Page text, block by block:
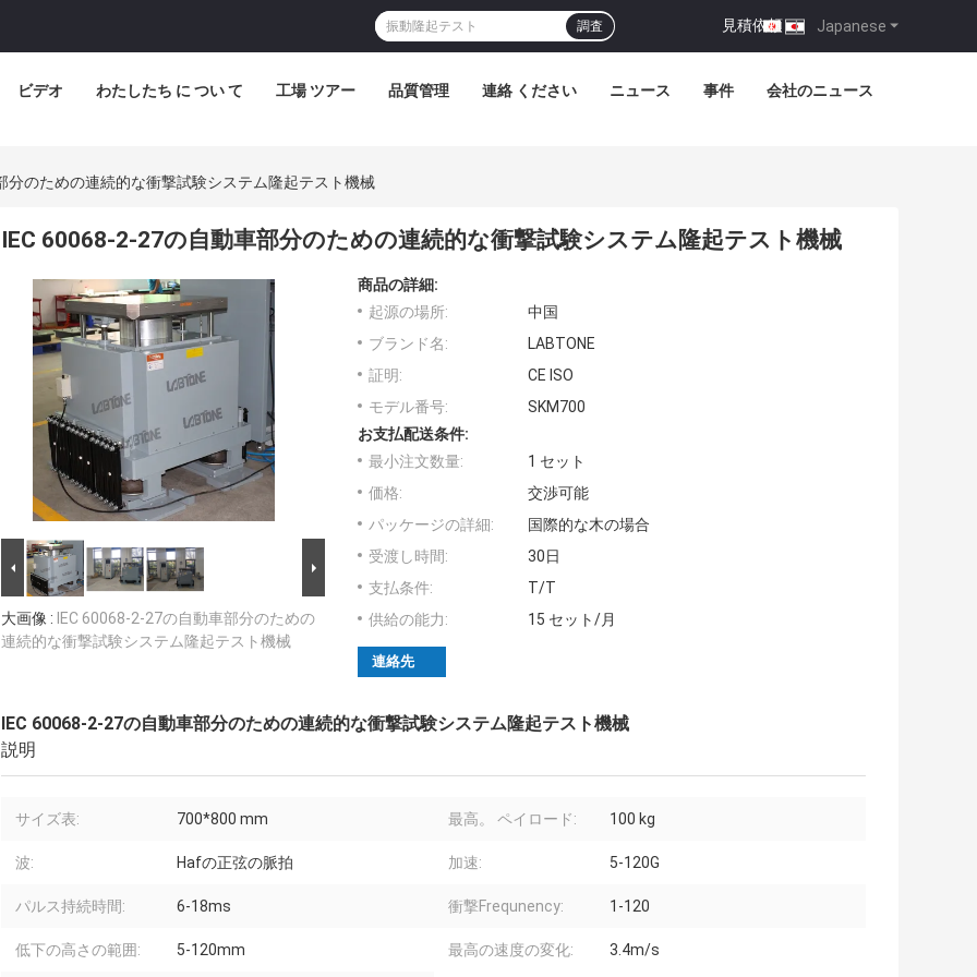
Japanese
見積依頼 |
調査
ビデオ わたしたち に つい て 工場 ツアー 品質管理 連絡 ください ニュース 事件 会社のニュース
分のための連続的な衝撃試験システム隆起テスト機械
IEC 60068-2-27の自動車部分のための連続的な衝撃試験システム隆起テスト機械
大画像 : IEC 60068-2-27の自動車部分のための
連続的な衝撃試験システム隆起テスト機械
商品の詳細:
起源の場所:
中国
ブランド名:
LABTONE
証明:
CE ISO
モデル番号:
SKM700
お支払配送条件:
最小注文数量:
1 セット
価格:
交渉可能
パッケージの詳細:
国際的な木の場合
受渡し時間:
30日
支払条件:
T/T
供給の能力:
15 セット/月
連絡先
IEC 60068-2-27の自動車部分のための連続的な衝撃試験システム隆起テスト機械
説明
サイズ表: 700*800 mm 最高。 ペイロード: 100 kg
波: Hafの正弦の脈拍 加速: 5-120G
パルス持続時間: 6-18ms 衝撃Frequnency: 1-120
低下の高さの範囲: 5-120mm 最高の速度の変化: 3.4m/s